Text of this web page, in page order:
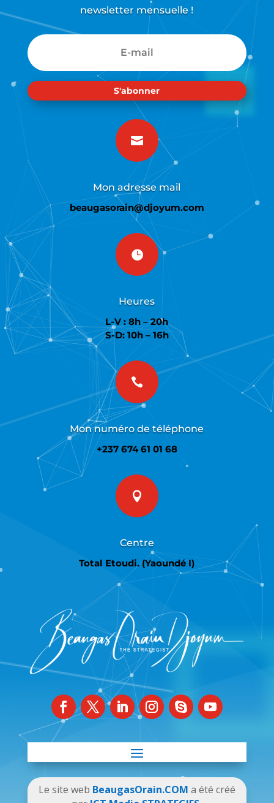
newsletter mensuelle !
S'abonner

Mon adresse mail
beaugasorain@djoyum.com

Heures
L-V : 8h – 20h
S-D: 10h – 16h

Mon numéro de téléphone
+237 674 61 01 68

Centre
Total Etoudi. (Yaoundé I)
Le site web BeaugasOrain.COM a été créé